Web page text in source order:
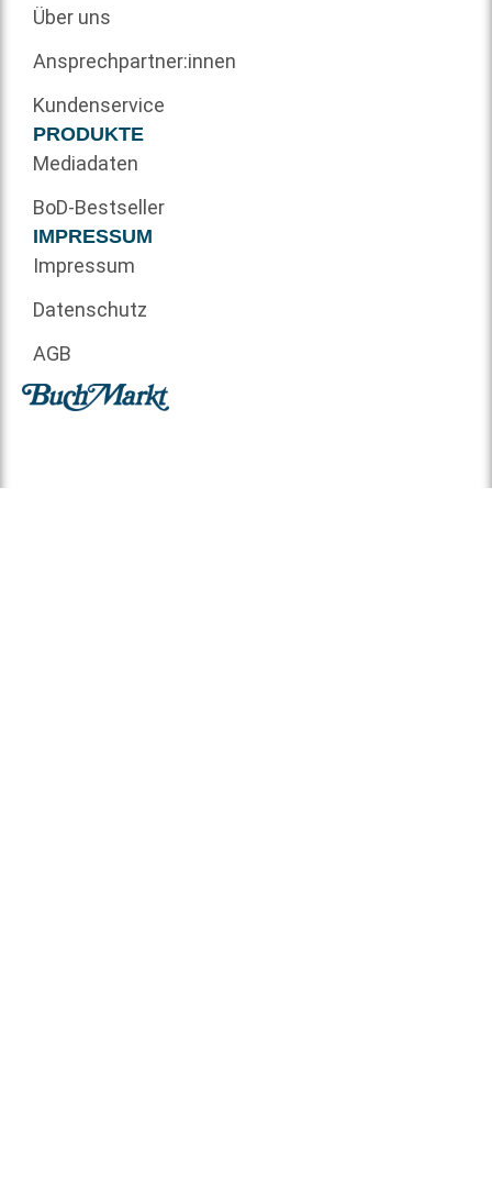
Über uns
Ansprechpartner:innen
Kundenservice
PRODUKTE
Mediadaten
BoD-Bestseller
IMPRESSUM
Impressum
Datenschutz
AGB